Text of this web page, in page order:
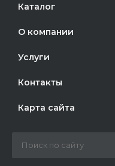
Каталог
О компании
Услуги
Контакты
Карта сайта